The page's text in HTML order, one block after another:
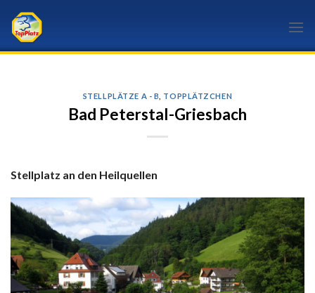
content
STELLPLÄTZE A - B TOPPLÄTZCHEN
Bad Peterstal-Griesbach
Stellplatz an den Heilquellen